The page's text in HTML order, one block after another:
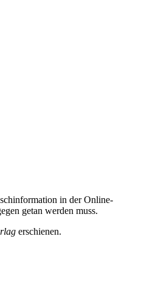
in der Online-
getan werden muss.
erschienen.